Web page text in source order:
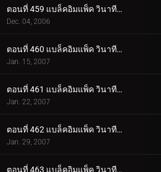
ตอนที่ 459 แบล็คอิมแพ็ค วินาทีที่อยู่ในเงื้อมมือองค์กร (ตอนพิเศษ ตอนแรก) ยอดนักสืบจิ๋วโคนัน เดอะ.
Dec. 04, 2006
ตอนที่ 460 แบล็คอิมแพ็ค วินาทีที่อยู่ในเงื้อมมือองค์กร (ตอนพิเศษ ตอนที่ 2) ยอดนักสืบจิ๋วโคนัน เดอ_.
Jan. 15, 2007
ตอนที่ 461 แบล็คอิมแพ็ค วินาทีที่อยู่ในเงื้อมมือองค์กร (ตอนพิเศษ ตอนที่ 3) ยอดนักสืบจิ๋วโคนัน เดอ_.
Jan. 22, 2007
ตอนที่ 462 แบล็คอิมแพ็ค วินาทีที่อยู่ในเงื้อมมือองค์กร (ตอนพิเศษ ตอนที่ 4) ยอดนักสืบจิ๋วโคนัน เดอ_.
Jan. 29, 2007
ตอนที่ 463 แบล็คอิมแพ็ค วินาทีที่อยู่ในเงื้อมมือองค์กร (ตอนพิเศษ ตอนจบ) ยอดนักสืบจิ๋วโคนัน เดอะซ.